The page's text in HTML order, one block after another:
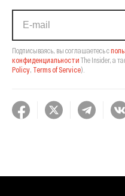
Подписываясь, вы соглашаетесь с
конфиденциальности The Insider, а
Policy, Terms of Service).